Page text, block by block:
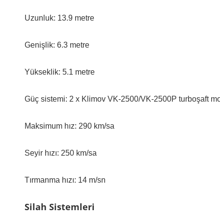
Uzunluk: 13.9 metre
Genişlik: 6.3 metre
Yükseklik: 5.1 metre
Güç sistemi: 2 x Klimov VK-2500/VK-2500P turboşaft
Maksimum hız: 290 km/sa
Seyir hızı: 250 km/sa
Tırmanma hızı: 14 m/sn
Silah Sistemleri